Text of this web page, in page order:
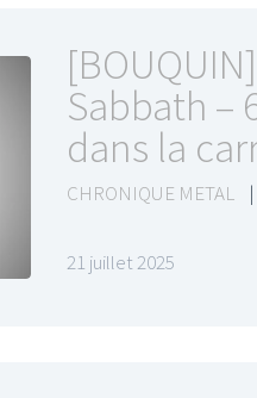
Sabbath –
dans la
CHRONIQUE METAL |
21 juillet 2025